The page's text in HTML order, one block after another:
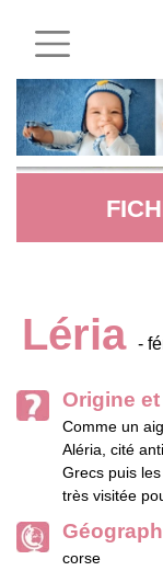
Léria -
Origine
Comme un
Aléria, cité
Grecs puis
très visitée
corse